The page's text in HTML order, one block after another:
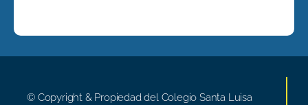
© Copyright & Propiedad del Colegio Santa Luisa